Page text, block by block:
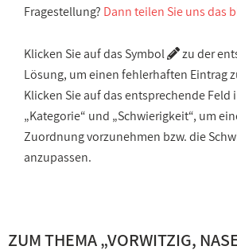
Fragestellung? Dann teilen Sie uns das
Klicken Sie auf das Symbol
zu der
Lösung, um einen fehlerhaften Eintrag
Klicken Sie auf das entsprechende Feld
„Kategorie“ und „Schwierigkeit“, um
Zuordnung vorzunehmen bzw. die
anzupassen.
ZUM THEMA „VORWITZIG,